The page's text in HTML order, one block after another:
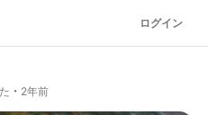
ログイン
2年前